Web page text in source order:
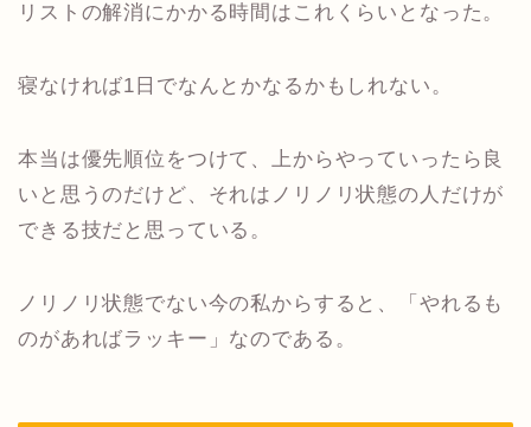
リストの解消にかかる時間はこれくらいとなった。
寝なければ1日でなんとかなるかもしれない。
本当は優先順位をつけて、上からやっていったら良
いと思うのだけど、それはノリノリ状態の人だけが
できる技だと思っている。
ノリノリ状態でない今の私からすると、「やれるも
のがあればラッキー」なのである。